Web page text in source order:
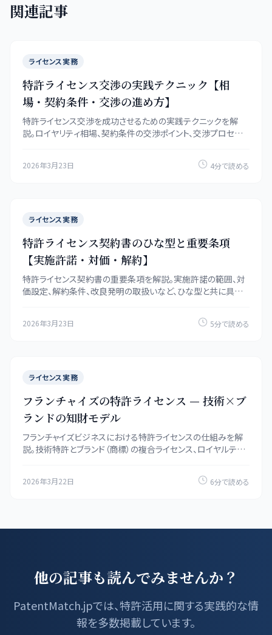
関連記事
ライセンス実務
特許ライセンス交渉の実践テクニック【相
場・契約条件・交渉の進め方】
特許ライセンス交渉を成功させるための実践テクニックを解
説。ロイヤリティ相場、契約条件の交渉ポイント、交渉プロセス
2026年3月23日 4分で読める
ライセンス実務
特許ライセンス契約書のひな型と重要条項
【実施許諾・対価・解約】
特許ライセンス契約書の重要条項を解説。実施許諾の範囲、対
価設定、解約条件、改良発明の取扱いなど、ひな型と共に具体
2026年3月23日 5分で読める
ライセンス実務
フランチャイズの特許ライセンス — 技術×ブ
ランドの知財モデル
フランチャイズビジネスにおける特許ライセンスの仕組みを解
説。技術特許とブランド（商標）の複合ライセンス、ロイヤルティ
2026年3月22日 6分で読める
他の記事も読んでみませんか？
PatentMatch.jpでは、特許活用に関する実践的な情
報を多数掲載しています。